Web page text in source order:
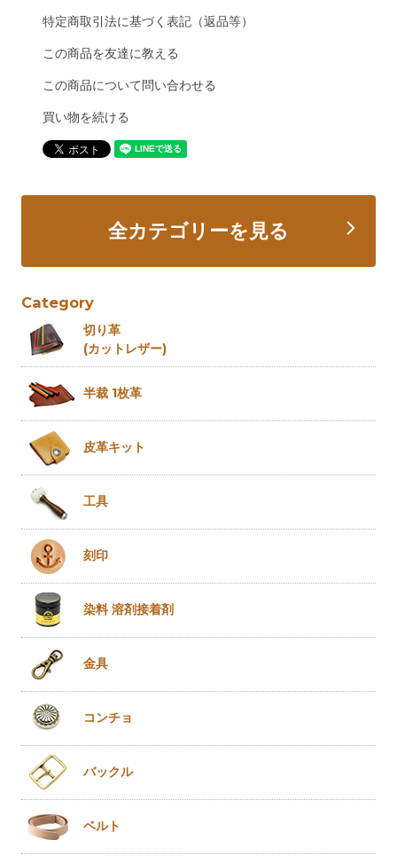
特定商取引法に基づく表記（返品等）
この商品を友達に教える
この商品について問い合わせる
買い物を続ける
全カテゴリーを見る
Category
切り革
(カットレザー)
半裁 1枚革
皮革キット
工具
刻印
染料 溶剤接着剤
金具
コンチョ
バックル
ベルト